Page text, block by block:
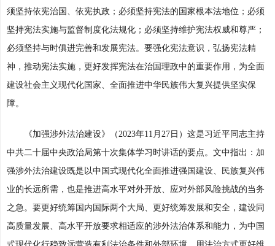
须坚持依宪治国、依宪执政；必须坚持宪法的国家根本法地位；必须
坚持宪法实施与监督制度化法规化；必须坚持维护宪法权威和尊严；
必须坚持与时俱进完善和发展宪法。要强化宪法意识，弘扬宪法精
神，推动宪法实施，更好发挥宪法在治国理政中的重要作用，为全面
建设社会主义现代化国家、全面推进中华民族伟大复兴提供坚实保
障。
《加强涉外法治建设》（2023年11月27日）这是习近平同志主持
中共二十届中央政治局第十次集体学习时讲话的要点。文中指出：加
强涉外法治建设既是以中国式现代化全面推进强国建设、民族复兴伟
业的长远所需，也是推进高水平对外开放、应对外部风险挑战的当务
之急。要更好统筹国内国际两个大局、更好统筹发展和安全，建设同
高质量发展、高水平开放要求相适应的涉外法治体系和能力，为中国